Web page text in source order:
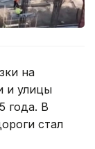
на
и улицы
года. В
стал
строек